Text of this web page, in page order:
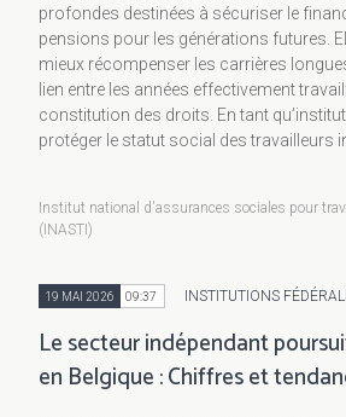
profondes destinées à sécuriser le
pensions pour les générations futures.
mieux récompenser les carrières
lien entre les années effectivement
constitution des droits. En tant
protéger le statut social des travailleurs
Institut national d'assurances sociales pour
(INASTI)
19 MAI 2026 09:37 INSTITUTIONS
Le secteur indépendant
en Belgique : Chiffres et